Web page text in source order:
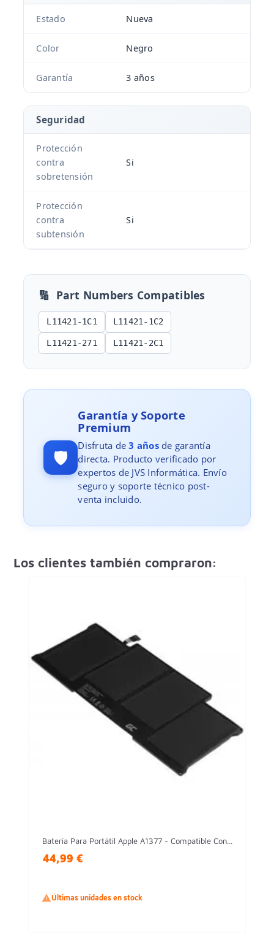
Estado Nueva
Color Negro
Garantía 3 años
Seguridad
Protección
contra
sobretensión
Si
Protección
contra
subtensión
Si
🔢 Part Numbers Compatibles
L11421-1C1 L11421-1C2
L11421-271 L11421-2C1
🛡️
Garantía y Soporte
Premium
Disfruta de3 añosde garantía
directa. Producto verificado por
expertos de JVS Informática. Envío
seguro y soporte técnico post-
venta incluido.
Los clientes también compraron:
Batería Para Portátil Apple A1377 - Compatible Con...
44,99 €
Últimas unidades en stock